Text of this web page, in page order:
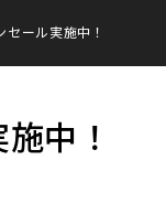
セール実施中！
中！